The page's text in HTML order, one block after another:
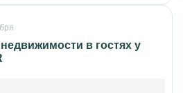
в гостях у